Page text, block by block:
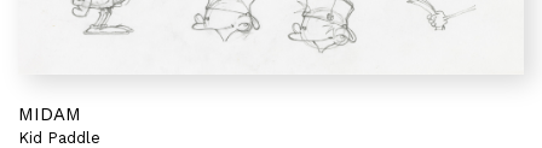
MIDAM
Kid Paddle